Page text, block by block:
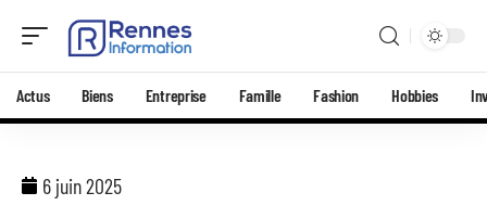
Actus Biens Entreprise Famille Fashion Hobbies
6 juin 2025